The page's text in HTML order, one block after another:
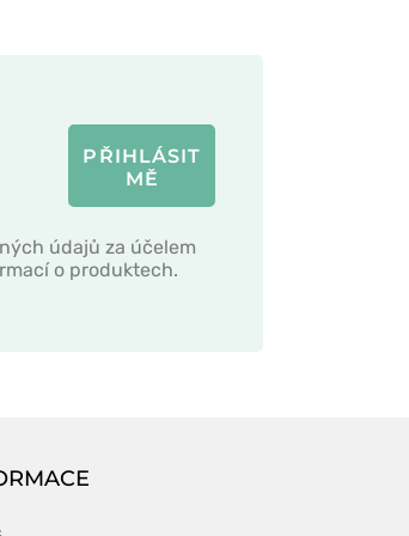
PŘIHLÁSIT
MĚ
údajů za účelem
o produktech.